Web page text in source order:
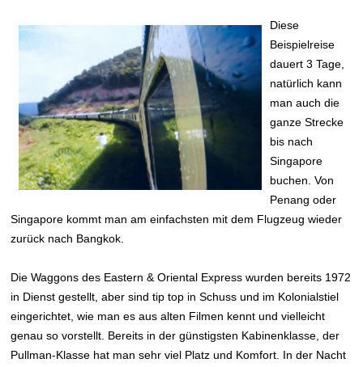
Diese
Beispielreise
dauert 3 Tage,
natürlich kann
man auch die
ganze Strecke
bis nach
Singapore
buchen. Von
Penang oder
Singapore kommt man am einfachsten mit dem Flugzeug wieder
zurück nach Bangkok.
Die Waggons des Eastern & Oriental Express wurden bereits 1972
in Dienst gestellt, aber sind tip top in Schuss und im Kolonialstiel
eingerichtet, wie man es aus alten Filmen kennt und vielleicht
genau so vorstellt. Bereits in der günstigsten Kabinenklasse, der
Pullman-Klasse hat man sehr viel Platz und Komfort. In der Nacht